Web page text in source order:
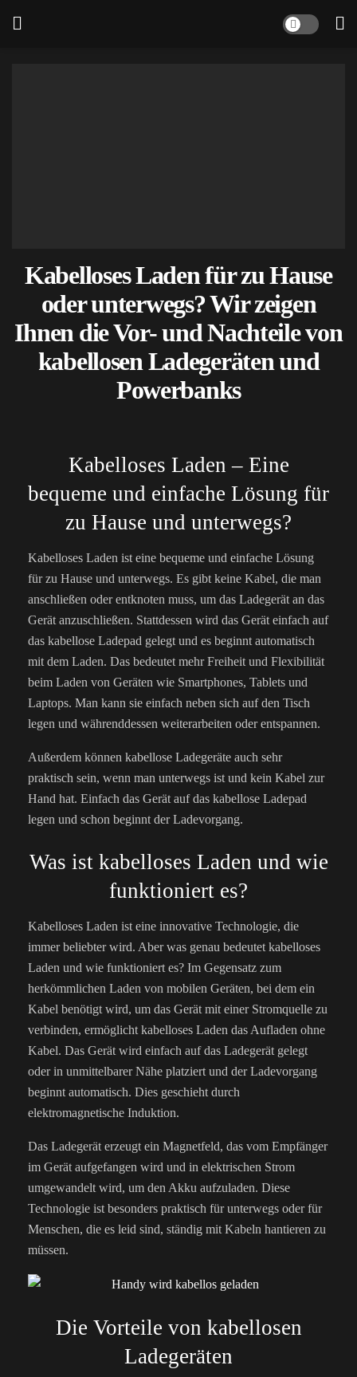
Kabelloses Laden für zu Hause
oder unterwegs? Wir zeigen
Ihnen die Vor- und Nachteile von
kabellosen Ladegeräten und
Powerbanks
Kabelloses Laden – Eine
bequeme und einfache Lösung für
zu Hause und unterwegs?
Kabelloses Laden ist eine bequeme und einfache Lösung
für zu Hause und unterwegs. Es gibt keine Kabel, die man
anschließen oder entknoten muss, um das Ladegerät an das
Gerät anzuschließen. Stattdessen wird das Gerät einfach auf
das kabellose Ladepad gelegt und es beginnt automatisch
mit dem Laden. Das bedeutet mehr Freiheit und Flexibilität
beim Laden von Geräten wie Smartphones, Tablets und
Laptops. Man kann sie einfach neben sich auf den Tisch
legen und währenddessen weiterarbeiten oder entspannen.
Außerdem können kabellose Ladegeräte auch sehr
praktisch sein, wenn man unterwegs ist und kein Kabel zur
Hand hat. Einfach das Gerät auf das kabellose Ladepad
legen und schon beginnt der Ladevorgang.
Was ist kabelloses Laden und wie
funktioniert es?
Kabelloses Laden ist eine innovative Technologie, die
immer beliebter wird. Aber was genau bedeutet kabelloses
Laden und wie funktioniert es? Im Gegensatz zum
herkömmlichen Laden von mobilen Geräten, bei dem ein
Kabel benötigt wird, um das Gerät mit einer Stromquelle zu
verbinden, ermöglicht kabelloses Laden das Aufladen ohne
Kabel. Das Gerät wird einfach auf das Ladegerät gelegt
oder in unmittelbarer Nähe platziert und der Ladevorgang
beginnt automatisch. Dies geschieht durch
elektromagnetische Induktion.
Das Ladegerät erzeugt ein Magnetfeld, das vom Empfänger
im Gerät aufgefangen wird und in elektrischen Strom
umgewandelt wird, um den Akku aufzuladen. Diese
Technologie ist besonders praktisch für unterwegs oder für
Menschen, die es leid sind, ständig mit Kabeln hantieren zu
müssen.
Die Vorteile von kabellosen
Ladegeräten